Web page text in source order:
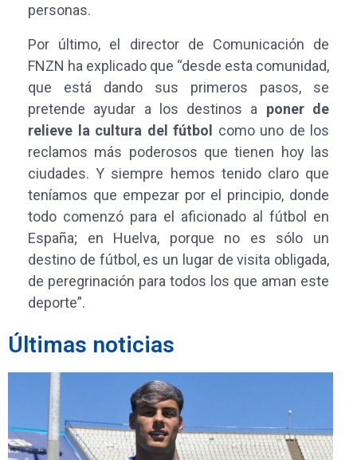
personas.
Por último, el director de Comunicación de
FNZN ha explicado que “desde esta comunidad,
que está dando sus primeros pasos, se
pretende ayudar a los destinos a poner de
relieve la cultura del fútbol
como uno de los
reclamos más poderosos que tienen hoy las
ciudades. Y siempre hemos tenido claro que
teníamos que empezar por el principio, donde
todo comenzó para el aficionado al fútbol en
España; en Huelva, porque no es sólo un
destino de fútbol, es un lugar de visita obligada,
de peregrinación para todos los que aman este
deporte”.
Últimas noticias